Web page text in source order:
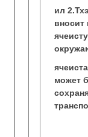
ил
вносит
может